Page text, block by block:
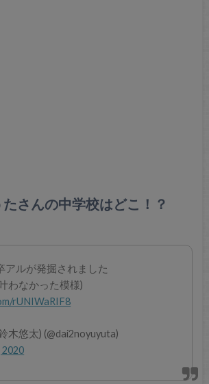
さんの中学校はどこ！？
アルが発掘されました
わなかった模様)
rUNIWaRIF8
木悠太) (@dai2noyuyuta)
2020